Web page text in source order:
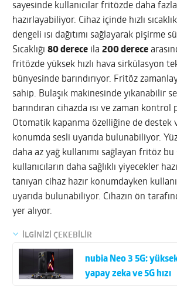
sayesinde kullanıcılar fritözde daha
hazırlayabiliyor. Cihaz içinde hızlı
dengeli ısı dağıtımı sağlayarak pişirme
Sıcaklığı80 derece ila200 derece
fritözde yüksek hızlı hava sirkülasyon
bünyesinde barındırıyor. Fritöz
sahip. Bulaşık makinesinde yıkanabilir
barındıran cihazda ısı ve zaman
Otomatik kapanma özelliğine de destek
konumda sesli uyarıda bulunabiliyor.
daha az yağ kullanımı sağlayan fritöz bu
kullanıcıların daha sağlıklı yiyecekler
tanıyan cihaz hazır konumdayken
uyarıda bulunabiliyor. Cihazın ön
yer alıyor.
İLGİNİZİ ÇEKEBİLİR
nubia Neo 3 5G:
yapay zeka ve 5G hızı